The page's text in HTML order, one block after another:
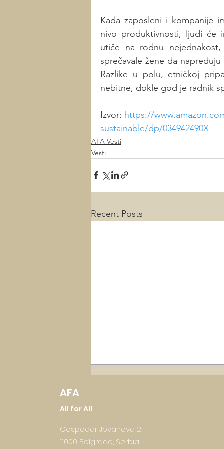
Kada zaposleni i kompanije
nivo produktivnosti, ljudi će
utiče na rodnu
sprečavale žene da
Razlike u polu, etničkoj
nebitne, dokle god je radnik
Izvor: https://
sustainable/dp/034942490X
AFA Vesti
Vesti
Recent Posts
AFA
All for All
Gospodar Jovanova 2
11000 Belgrade, Serbia